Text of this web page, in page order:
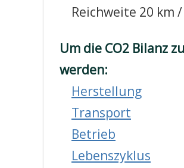
Reichweite 20 km
Um die CO2 Bilanz
werden:
Herstellung
Transport
Betrieb
Lebenszyklus